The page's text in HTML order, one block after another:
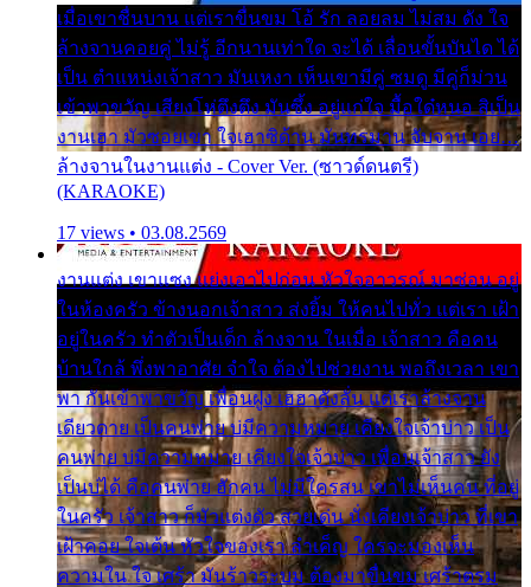
เมื่อเขาชื่นบาน แต่เราขื่นขม โอ้ รัก ลอยลม ไม่สม ดัง ใจ
ล้างจานคอยคู่ ไม่รู้ อีกนานเท่าใด จะได้ เลื่อนขั้นบันได ได้
เป็น ตำแหน่งเจ้าสาว มันเหงา เห็นเขามีคู่ ซมดู มีคู่ก็ม่วน
เข้าพาขวัญ เสียงโห่ตึงตึง มันซึ้ง อยู่แก่ใจ มื้อใด๋หนอ สิเป็น
งานเฮา มัวซอยเขา ใจเฮาซิด้าน มันทรมาน จับจาน เอย…
ล้างจานในงานแต่ง - Cover Ver. (ซาวด์ดนตรี)
(KARAOKE)
17 views • 03.08.2569
งานแต่ง เขาแซง แย่งเอาไปก่อน หัวใจอาวรณ์ มาซ่อน อยู่
ในห้องครัว ข้างนอกเจ้าสาว ส่งยิ้ม ให้คนไปทั่ว แต่เรา เฝ้า
อยู่ในครัว ทำตัวเป็นเด็ก ล้างจาน ในเมื่อ เจ้าสาว คือคน
บ้านใกล้ พึ่งพาอาศัย จำใจ ต้องไปช่วยงาน พอถึงเวลา เขา
พา กันเข้าพาขวัญ เพื่อนฝูง เฮฮาดังลั่น แต่เราล้างจาน
เดียวดาย เป็นคนพ่าย บ่มีความหมาย เคียงใจเจ้าบ่าว เป็น
คนพ่าย บ่มีความหมาย เคียงใจเจ้าบ่าว เพื่อนเจ้าสาว ยัง
เป็นบ่ได้ คือคนพ่าย ฮักคน ไม่มีใครสน เขาไม่เห็นคน ที่อยู่
ในครัว เจ้าสาว ก็มัวแต่งตัว สวยเด่น นั่งเคียงเจ้าบ่าว ที่เขา
เฝ้าคอย ใจเต้น หัวใจของเรา ลำเค็ญ ใครจะมองเห็น
ความใน ใจ เศร้า มันร้าวระบม ต้องมาขื่นขม เศร้าตรม